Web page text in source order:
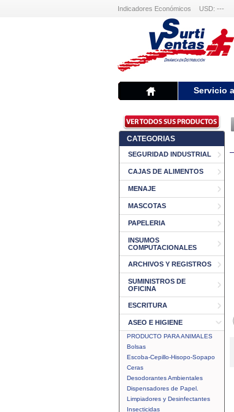
Indicadores Económicos USD: ---
Servicio
CATEGORIAS
SEGURIDAD INDUSTRIAL
CAJAS DE ALIMENTOS
MENAJE
MASCOTAS
PAPELERIA
INSUMOS
COMPUTACIONALES
ARCHIVOS Y REGISTROS
SUMINISTROS DE
OFICINA
ESCRITURA
ASEO E HIGIENE
PRODUCTO PARA ANIMALES
Bolsas
Escoba-Cepillo-Hisopo-Sopapo
Ceras
Desodorantes Ambientales
Dispensadores de Papel.
Limpiadores y Desinfectantes
Insecticidas